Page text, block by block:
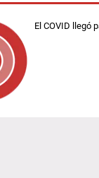
El COVID llegó